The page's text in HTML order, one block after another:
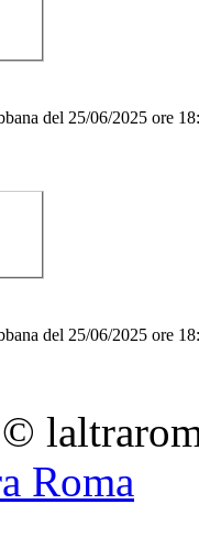
del 25/06/2025 ore
del 25/06/2025 ore
Roma